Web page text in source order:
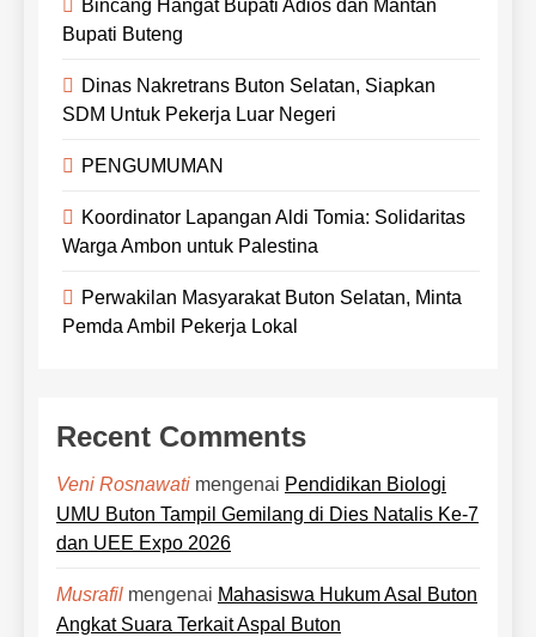
Bincang Hangat Bupati Adios dan Mantan
Bupati Buteng
Dinas Nakretrans Buton Selatan, Siapkan
SDM Untuk Pekerja Luar Negeri
PENGUMUMAN
Koordinator Lapangan Aldi Tomia: Solidaritas
Warga Ambon untuk Palestina
Perwakilan Masyarakat Buton Selatan, Minta
Pemda Ambil Pekerja Lokal
Recent Comments
Veni Rosnawati mengenai Pendidikan Biologi
UMU Buton Tampil Gemilang di Dies Natalis Ke-7
dan UEE Expo 2026
Musrafil mengenai Mahasiswa Hukum Asal Buton
Angkat Suara Terkait Aspal Buton